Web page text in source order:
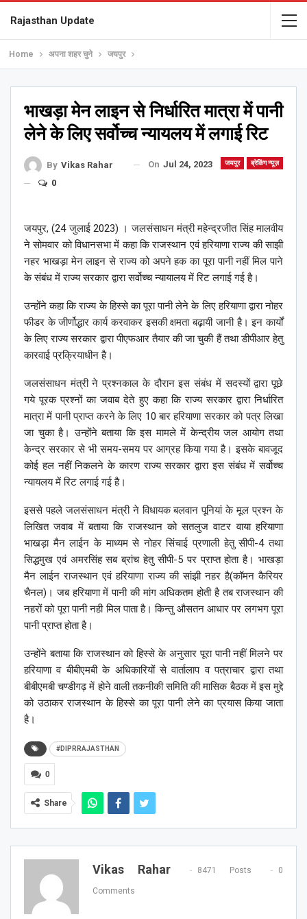
Rajasthan Update
Home अपना शहर चुने जयपुर
भाखड़ा मेन लाइन से निर्धारित मात्रा में पानी
लेने के लिए सर्वोच्च न्यायलय में लगाई रिट
जयपुर ब्रेकिंग न्यूज़
By Vikas Rahar On Jul 24, 2023
0
जयपुर, (24 जुलाई 2023) । जलसंसाधन मंत्री महेन्द्रजीत सिंह मालवीय
ने सोमवार को विधानसभा में कहा कि राजस्थान एवं हरियाणा राज्य की साझी
नहर भाखड़ा मेन लाइन से राज्य को अपने हक का पूरा पानी नहीं मिल पाने
के संबंध में राज्य सरकार द्वारा सर्वोच्च न्यायालय में रिट लगाई गई है।
उन्होंने कहा कि राज्य के हिस्से का पूरा पानी लेने के लिए हरियाणा द्वारा नोहर
फीडर के जीर्णोद्धार कार्य करवाकर इसकी क्षमता बढ़ायी जानी है। इन कार्यों
के लिए राज्य सरकार द्वारा पीएफआर तैयार की जा चुकी हैं तथा डीपीआर हेतु
कारवाई प्रक्रियाधीन है।
जलसंसाधन मंत्री ने प्रश्नकाल के दौरान इस संबंध में सदस्यों द्वारा पूछे
गये पूरक प्रश्नों का जवाब देते हुए कहा कि राज्य सरकार द्वारा निर्धारित
मात्रा में पानी प्राप्त करने के लिए 10 बार हरियाणा सरकार को पत्र लिखा
जा चुका है। उन्होंने बताया कि इस मामले में केन्द्रीय जल आयोग तथा
केन्द्र सरकार से भी समय-समय पर आग्रह किया गया है। इसके बावजूद
कोई हल नहीं निकलने के कारण राज्य सरकार द्वारा इस संबंध में सर्वोच्च
न्यायलय में रिट लगाई गई है।
इससे पहले जलसंसाधन मंत्री ने विधायक बलवान पूनियां के मूल प्रश्न के
लिखित जवाब में बताया कि राजस्थान को सतलुज वाटर वाया हरियाणा
भाखड़ा मैन लाईन के माध्यम से नोहर सिंचाई प्रणाली हेतु सीपी-4 तथा
सिद्धमुख एवं अमरसिंह सब ब्रांच हेतु सीपी-5 पर प्राप्त होता है। भाखड़ा
मैन लाईन राजस्थान एवं हरियाणा राज्य की सांझी नहर है(कॉमन कैरियर
चैनल)। जब हरियाणा में पानी की मांग अधिकतम होती है तब राजस्थान की
नहरों को पूरा पानी नही मिल पाता है। किन्तु औसतन आधार पर लगभग पूरा
पानी प्राप्त होता है।
उन्होंने बताया कि राजस्थान को हिस्से के अनुसार पूरा पानी नहीं मिलने पर
हरियाणा व बीबीएमबी के अधिकारियों से वार्तालाप व पत्राचार द्वारा तथा
बीबीएमबी चण्डीगढ़ में होने वाली तकनीकी समिति की मासिक बैठक में इस मुद्दे
को उठाकर राजस्थान के हिस्से का पूरा पानी लेने का प्रयास किया जाता
है।
#DIPRRAJASTHAN
0
Share
Vikas Rahar 8471 Posts 0
Comments